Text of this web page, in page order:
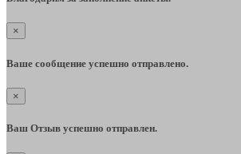
×
Ваше сообщение успешно отправлено.
×
Ваш Отзыв успешно отправлен.